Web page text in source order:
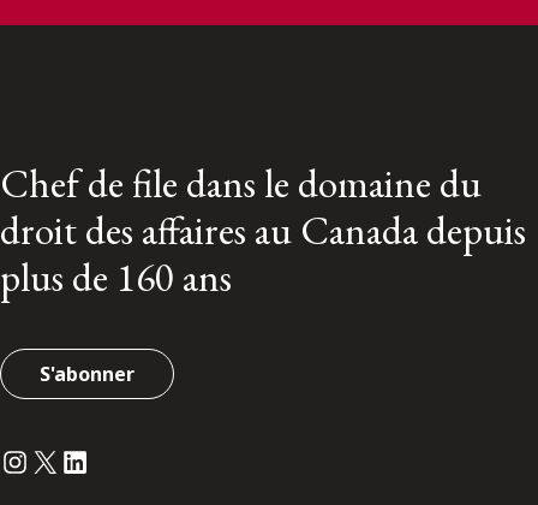
Chef de file dans le domaine du
droit des affaires au Canada depuis
plus de 160 ans
S'abonner
Instagram
Twitter
LinkedIn